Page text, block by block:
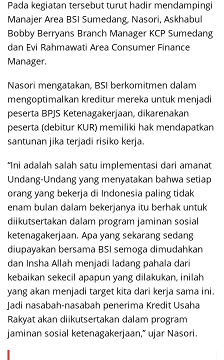
Pada kegiatan tersebut turut hadir mendampingi
Manajer Area BSI Sumedang, Nasori, Askhabul
Bobby Berryans Branch Manager KCP Sumedang
dan Evi Rahmawati Area Consumer Finance
Manager.
Nasori mengatakan, BSI berkomitmen dalam
mengoptimalkan kreditur mereka untuk menjadi
peserta BPJS Ketenagakerjaan, dikarenakan
peserta (debitur KUR) memiliki hak mendapatkan
santunan jika terjadi risiko kerja.
“Ini adalah salah satu implementasi dari amanat
Undang-Undang yang menyatakan bahwa setiap
orang yang bekerja di Indonesia paling tidak
enam bulan dalam bekerjanya itu berhak untuk
diikutsertakan dalam program jaminan sosial
ketenagakerjaan. Apa yang sekarang sedang
diupayakan bersama BSI semoga dimudahkan
dan Insha Allah menjadi ladang pahala dari
kebaikan sekecil apapun yang dilakukan, inilah
yang akan menjadi target kita dari kerja sama ini.
Jadi nasabah-nasabah penerima Kredit Usaha
Rakyat akan diikutsertakan dalam program
jaminan sosial ketenagakerjaan,” ujar Nasori.